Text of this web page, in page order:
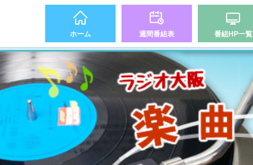
ホーム 週間番組表 番組HP一覧